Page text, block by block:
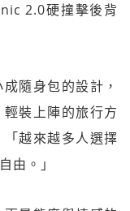
2.0硬撞擊後背
隨身包的設計，
裝上陣的旅行方
越來越多人選擇
由。」